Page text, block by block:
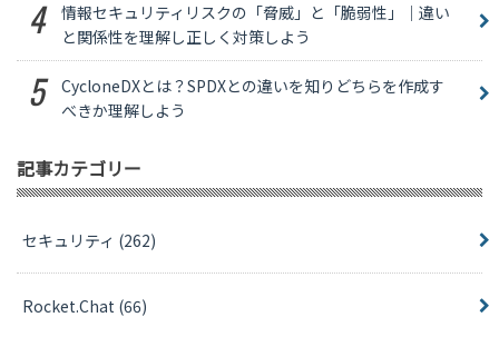
情報セキュリティリスクの「脅威」と「脆弱性」｜違い
と関係性を理解し正しく対策しよう
CycloneDXとは？SPDXとの違いを知りどちらを作成す
べきか理解しよう
記事カテゴリー
セキュリティ (262)
Rocket.Chat (66)